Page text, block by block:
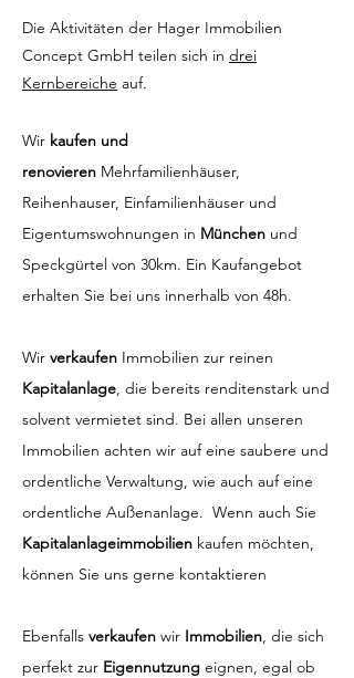
Die Aktivitäten der Hager Immobilien
Concept GmbH teilen sich in drei
Kernbereiche auf.
Wir kaufen und
renovieren Mehrfamilienhäuser,
Reihenhauser, Einfamilienhäuser und
Eigentumswohnungen in München und
Speckgürtel von 30km. Ein Kaufangebot
erhalten Sie bei uns innerhalb von 48h.
Wir verkaufen Immobilien zur reinen
Kapitalanlage, die bereits renditenstark und
solvent vermietet sind. Bei allen unseren
Immobilien achten wir auf eine saubere und
ordentliche Verwaltung, wie auch auf eine
ordentliche Außenanlage. Wenn auch Sie
Kapitalanlageimmobilien kaufen möchten,
können Sie uns gerne kontaktieren
Ebenfalls verkaufen wir Immobilien, die sich
perfekt zur Eigennutzung eignen, egal ob